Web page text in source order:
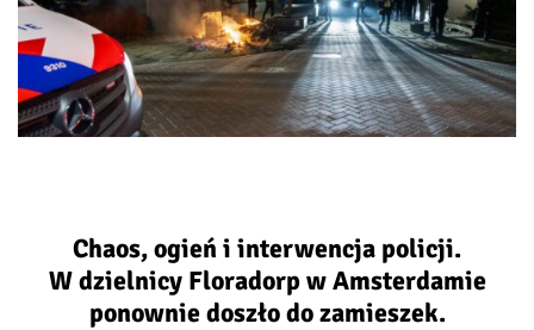
Chaos, ogień i interwencja policji.
W dzielnicy Floradorp w Amsterdamie
ponownie doszło do zamieszek.